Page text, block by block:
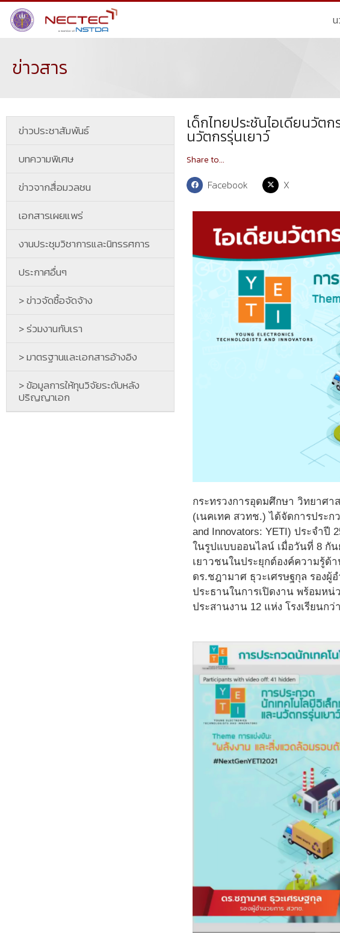
ข่าวสาร
ข่าวประชาสัมพันธ์
บทความพิเศษ
ข่าวจากสื่อมวลชน
เอกสารเผยแพร่
งานประชุมวิชาการและนิทรรศการ
ประกาศอื่นๆ
> ข่าวจัดซื้อจัดจ้าง
> ร่วมงานกับเรา
> มาตรฐานและเอกสารอ้างอิง
> ข้อมูลการให้ทุนวิจัยระดับหลัง
ปริญญาเอก
เด็กไทยประชันไอเดียนวัต
นวัตกรรุ่นเยาว์
Share to...
Facebook X
กระทรวงการอุดมศึกษา วิทยาศ
(เนคเทค สวทช.) ได้จัดการประก
and Innovators: YETI) ประจำ
ในรูปแบบออนไลน์ เมื่อวันที่ 8 กัน
เยาวชนในประยุกต์องค์ความรู้ด้
ดร.ชฎามาศ ธุวะเศรษฐกุล รอง
ประธานในการเปิดงาน พร้อมห
ประสานงาน 12 แห่ง โรงเรียนก